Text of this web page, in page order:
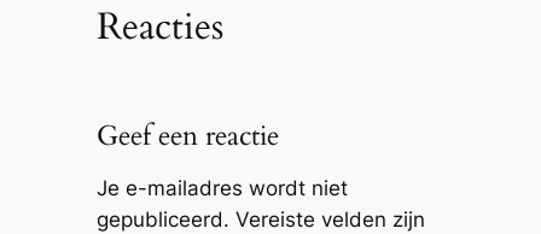
Reacties
Geef een reactie
Je e-mailadres wordt niet
gepubliceerd. Vereiste velden zijn